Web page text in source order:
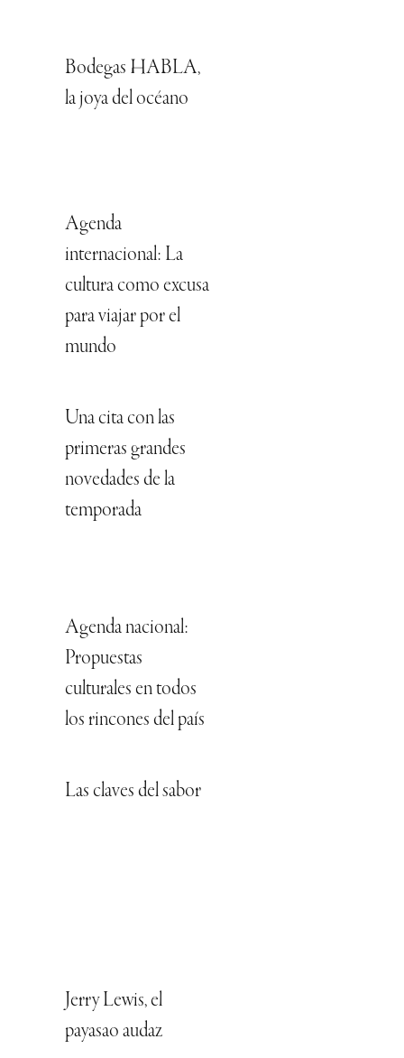
Bodegas HABLA,
la joya del océano
Agenda
internacional: La
cultura como excusa
para viajar por el
mundo
Una cita con las
primeras grandes
novedades de la
temporada
Agenda nacional:
Propuestas
culturales en todos
los rincones del país
Las claves del sabor
Jerry Lewis, el
payasao audaz